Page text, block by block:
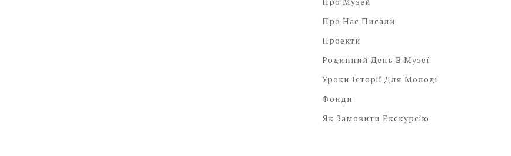
Про Нас Писали
Проекти
Родинний День В Музеї
Уроки Історії Для Молоді
Фонди
Як Замовити Екскурсію